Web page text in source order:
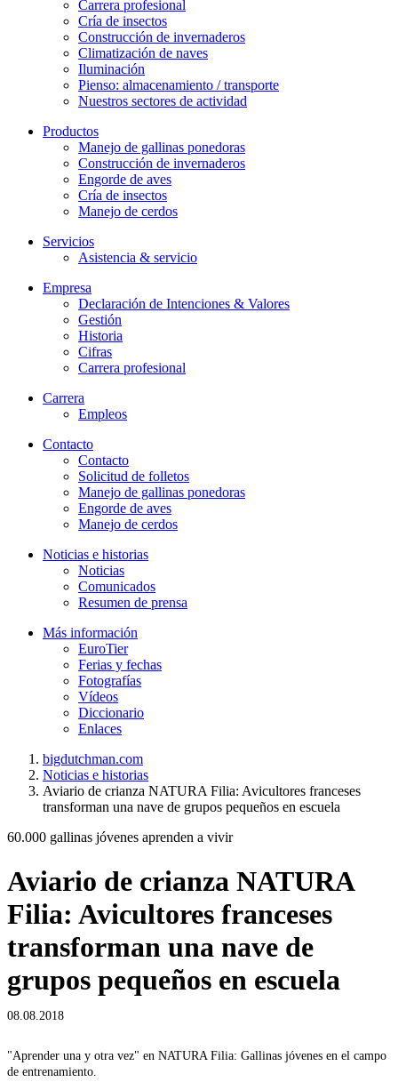
Carrera profesional
Cría de insectos
Construcción de invernaderos
Climatización de naves
Iluminación
Pienso: almacenamiento / transporte
Nuestros sectores de actividad
Productos
Manejo de gallinas ponedoras
Construcción de invernaderos
Engorde de aves
Cría de insectos
Manejo de cerdos
Servicios
Asistencia & servicio
Empresa
Declaración de Intenciones & Valores
Gestión
Historia
Cifras
Carrera profesional
Carrera
Empleos
Contacto
Contacto
Solicitud de folletos
Manejo de gallinas ponedoras
Engorde de aves
Manejo de cerdos
Noticias e historias
Noticias
Comunicados
Resumen de prensa
Más información
EuroTier
Ferias y fechas
Fotografías
Vídeos
Diccionario
Enlaces
bigdutchman.com
Noticias e historias
Aviario de crianza NATURA Filia: Avicultores franceses
transforman una nave de grupos pequeños en escuela
60.000 gallinas jóvenes aprenden a vivir
Aviario de crianza NATURA
Filia: Avicultores franceses
transforman una nave de
grupos pequeños en escuela
08.08.2018
"Aprender una y otra vez" en NATURA Filia: Gallinas jóvenes en el campo
de entrenamiento.